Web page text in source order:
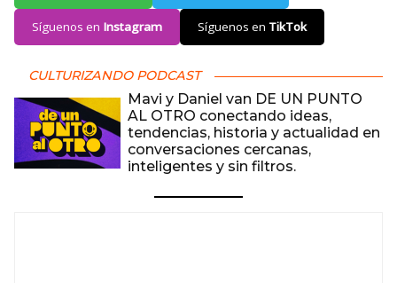
Síguenos en Instagram Síguenos en TikTok
CULTURIZANDO PODCAST
Mavi y Daniel van DE UN PUNTO
AL OTRO conectando ideas,
tendencias, historia y actualidad en
conversaciones cercanas,
inteligentes y sin filtros.